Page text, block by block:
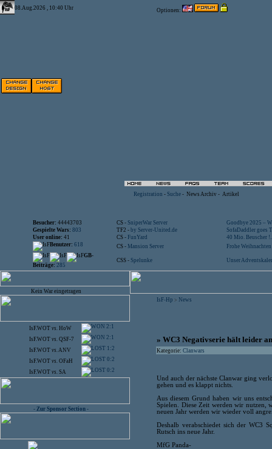
08.Aug.2026 , 10:40 Uhr Optionen:
Registration - Suche - News Archiv - Artikel
Besucher: 44443703 CS - SniperWar Server
Goodbye 2025 –
Gespielte Wars: 803 TF2 - by Server-United.de
SofaDaddler goes
User online: 41 CS - FunYard
40 Mio. Beuscher
Benutzer: 618 CS - Mansion Server
Frohe
GB-
Beiträge: 285
CSS - Spelunke Unser
Kein War eingetragen
IsF.WOT vs. HoW 2:1
IsF.WOT vs. QSF-7 2:1
IsF.WOT vs.ANV 1:2
IsF.WOT vs. OFaH 0:2
IsF.WOT vs. SA 0:2
- Zur Sponsor Section -
IsF-Hp > News
» WC3 Negativserie hält leider an
Kategorie: Clanwars
Und auch der nächste Clanwar ging
gehen und es klappt nichts.
Aus diesem Grund haben wir uns
Spielen. Diese Zeit werden wir nutzen,
neuen Jahr werden wir wieder voll
Deshalb verabschiedet sich der WC3
Rutsch ins neue Jahr.
MfG Panda-